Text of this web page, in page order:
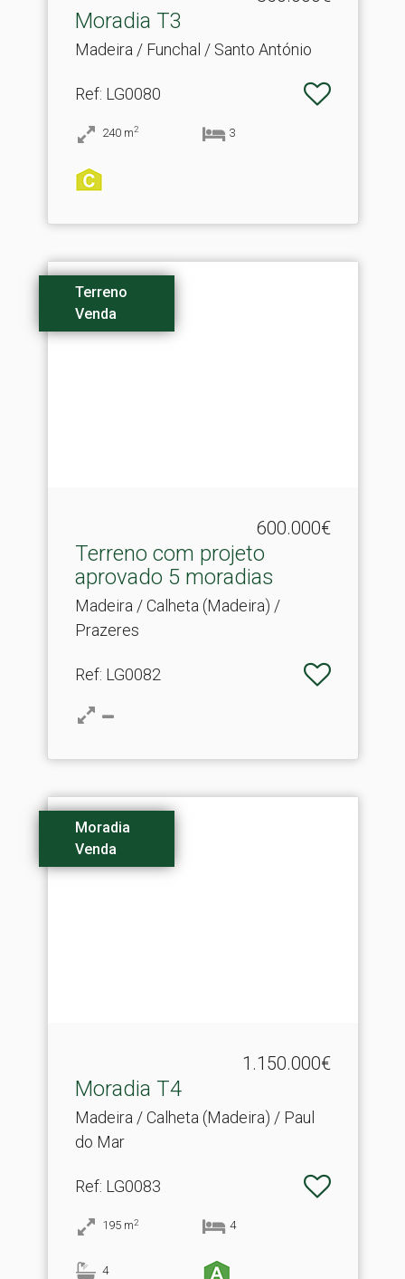
Moradia T3
Madeira / Funchal / Santo António
Ref: LG0080
240 m2 3
Terreno
Venda
600.000€
Terreno com projeto
aprovado 5 moradias
Madeira / Calheta (Madeira) /
Prazeres
Ref: LG0082
Moradia
Venda
1.150.000€
Moradia T4
Madeira / Calheta (Madeira) / Paul
do Mar
Ref: LG0083
195 m2 4
4